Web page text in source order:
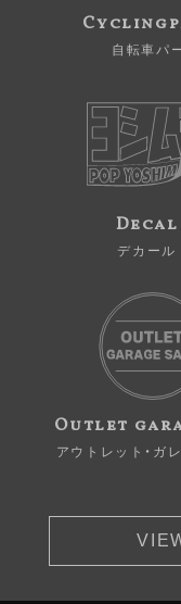
自転車パ
Decal
デカール
Outlet
アウトレット・ガ